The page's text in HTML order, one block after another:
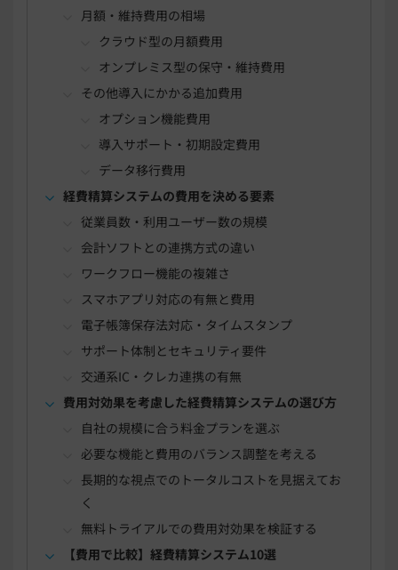
月額・維持費用の相場
クラウド型の月額費用
オンプレミス型の保守・維持費用
その他導入にかかる追加費用
オプション機能費用
導入サポート・初期設定費用
データ移行費用
経費精算システムの費用を決める要素
従業員数・利用ユーザー数の規模
会計ソフトとの連携方式の違い
ワークフロー機能の複雑さ
スマホアプリ対応の有無と費用
電子帳簿保存法対応・タイムスタンプ
サポート体制とセキュリティ要件
交通系IC・クレカ連携の有無
費用対効果を考慮した経費精算システムの選び方
自社の規模に合う料金プランを選ぶ
必要な機能と費用のバランス調整を考える
長期的な視点でのトータルコストを見据えてお
く
無料トライアルでの費用対効果を検証する
【費用で比較】経費精算システム10選